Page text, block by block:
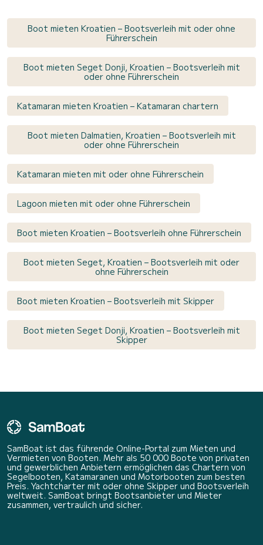
Boot mieten Kroatien – Bootsverleih mit oder ohne
Führerschein
Boot mieten Seget Donji, Kroatien – Bootsverleih mit
oder ohne Führerschein
Katamaran mieten Kroatien – Katamaran chartern
Boot mieten Dalmatien, Kroatien – Bootsverleih mit
oder ohne Führerschein
Katamaran mieten mit oder ohne Führerschein
Lagoon mieten mit oder ohne Führerschein
Boot mieten Kroatien – Bootsverleih ohne Führerschein
Boot mieten Seget, Kroatien – Bootsverleih mit oder
ohne Führerschein
Boot mieten Kroatien – Bootsverleih mit Skipper
Boot mieten Seget Donji, Kroatien – Bootsverleih mit
Skipper
SamBoat ist das führende Online-Portal zum Mieten und
Vermieten von Booten. Mehr als 50 000 Boote von privaten
und gewerblichen Anbietern ermöglichen das Chartern von
Segelbooten, Katamaranen und Motorbooten zum besten
Preis. Yachtcharter mit oder ohne Skipper und Bootsverleih
weltweit. SamBoat bringt Bootsanbieter und Mieter
zusammen, vertraulich und sicher.